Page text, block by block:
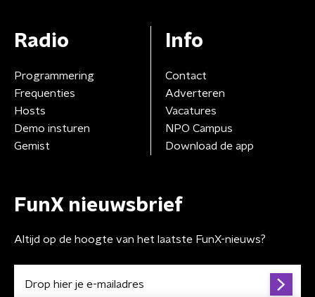
Radio
Programmering
Frequenties
Hosts
Demo insturen
Gemist
Info
Contact
Adverteren
Vacatures
NPO Campus
Download de app
FunX nieuwsbrief
Altijd op de hoogte van het laatste FunX-nieuws?